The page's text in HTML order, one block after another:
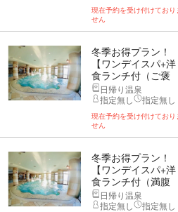
現在予約を受け付けており
せん
冬季お得プラン！
【ワンデイスパ+洋
食ランチ付（ご褒
美...日帰り温泉
指定無し
指定無し
現在予約を受け付けており
せん
冬季お得プラン！
【ワンデイスパ+洋
食ランチ付（満腹
コ...日帰り温泉
指定無し
指定無し